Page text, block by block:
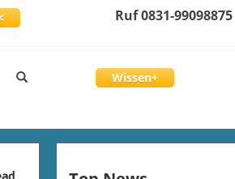
Ruf 0831-99098875
Wissen+